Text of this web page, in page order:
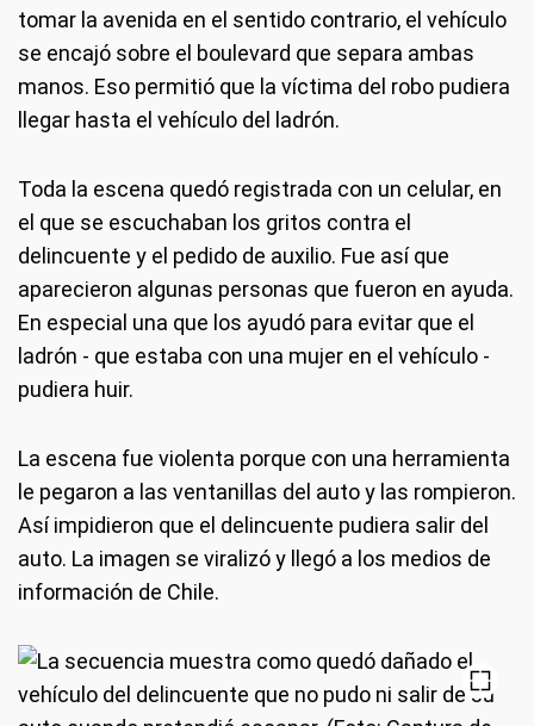
tomar la avenida en el sentido contrario, el vehículo
se encajó sobre el boulevard que separa ambas
manos. Eso permitió que la víctima del robo pudiera
llegar hasta el vehículo del ladrón.
Toda la escena quedó registrada con un celular, en
el que se escuchaban los gritos contra el
delincuente y el pedido de auxilio. Fue así que
aparecieron algunas personas que fueron en ayuda.
En especial una que los ayudó para evitar que el
ladrón - que estaba con una mujer en el vehículo -
pudiera huir.
La escena fue violenta porque con una herramienta
le pegaron a las ventanillas del auto y las rompieron.
Así impidieron que el delincuente pudiera salir del
auto. La imagen se viralizó y llegó a los medios de
información de Chile.